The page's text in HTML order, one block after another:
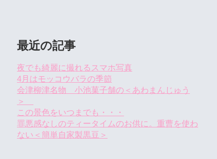
最近の記事
夜でも綺麗に撮れるスマホ写真
4月はモッコウバラの季節
会津柳津名物 小池菓子舗の＜あわまんじゅう
＞
この景色をいつまでも・・・
罪悪感なしのティータイムのお供に。重曹を使わ
ない＜簡単自家製黒豆＞